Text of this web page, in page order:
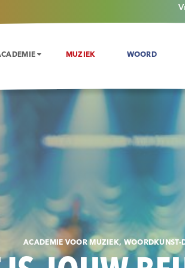
MUZIEK WOORD
ACADEMIE VOOR MUZIEK, WOORDKUNST-